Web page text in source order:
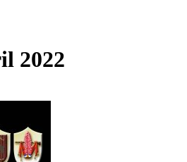
2022